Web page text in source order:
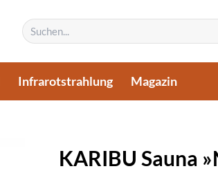
Suchen
nach:
Infrarotstrahlung Magazin
KARIBU Sauna